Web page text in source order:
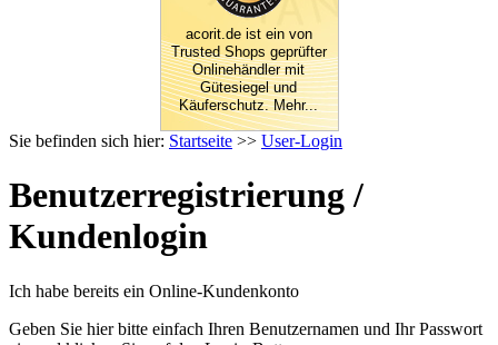
acorit.de ist ein von
Trusted Shops geprüfter
Onlinehändler mit
Gütesiegel und
Käuferschutz. Mehr...
Sie befinden sich hier: Startseite >> User-Login
Benutzerregistrierung /
Kundenlogin
Ich habe bereits ein Online-Kundenkonto
Geben Sie hier bitte einfach Ihren Benutzernamen und Ihr Passwort